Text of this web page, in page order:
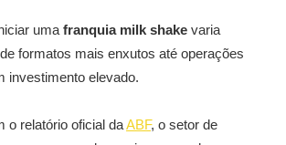
uma franquia milk shake varia
formatos mais enxutos até operações
investimento elevado.
o relatório oficial daABF, o setor de